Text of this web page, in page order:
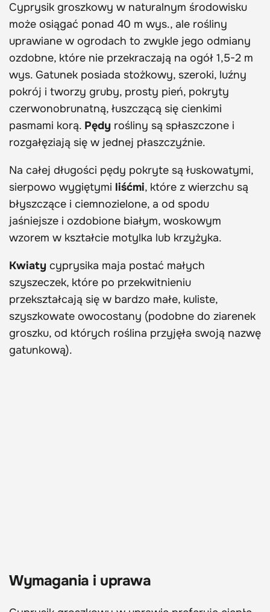
Cyprysik groszkowy w naturalnym środowisku
może osiągać ponad 40 m wys., ale rośliny
uprawiane w ogrodach to zwykle jego odmiany
ozdobne, które nie przekraczają na ogół 1,5-2 m
wys. Gatunek posiada stożkowy, szeroki, luźny
pokrój i tworzy gruby, prosty pień, pokryty
czerwonobrunatną, łuszczącą się cienkimi
pasmami korą. Pędy rośliny są spłaszczone i
rozgałęziają się w jednej płaszczyźnie.
Na całej długości pędy pokryte są łuskowatymi,
sierpowo wygiętymi liśćmi, które z wierzchu są
błyszczące i ciemnozielone, a od spodu
jaśniejsze i ozdobione białym, woskowym
wzorem w kształcie motylka lub krzyżyka.
Kwiaty cyprysika maja postać małych
szyszeczek, które po przekwitnieniu
przekształcają się w bardzo małe, kuliste,
szyszkowate owocostany (podobne do ziarenek
groszku, od których roślina przyjęła swoją nazwę
gatunkową).
Wymagania i uprawa